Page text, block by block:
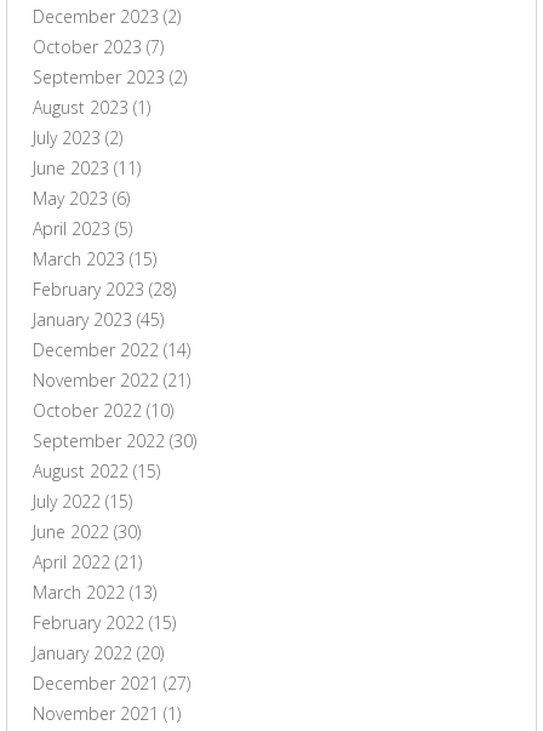
December 2023 (2)
October 2023 (7)
September 2023 (2)
August 2023 (1)
July 2023 (2)
June 2023 (11)
May 2023 (6)
April 2023 (5)
March 2023 (15)
February 2023 (28)
January 2023 (45)
December 2022 (14)
November 2022 (21)
October 2022 (10)
September 2022 (30)
August 2022 (15)
July 2022 (15)
June 2022 (30)
April 2022 (21)
March 2022 (13)
February 2022 (15)
January 2022 (20)
December 2021 (27)
November 2021 (1)